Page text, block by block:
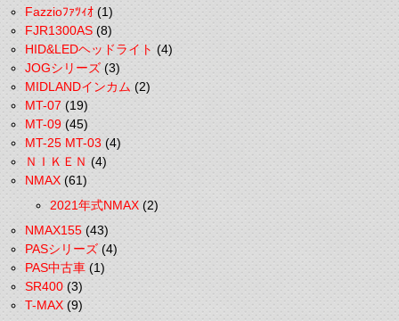
Fazzioﾌｧﾂｨｵ(1)
FJR1300AS(8)
HID&LEDヘッドライト(4)
JOGシリーズ(3)
MIDLANDインカム(2)
MT-07(19)
MT-09(45)
MT-25 MT-03(4)
ＮＩＫＥＮ(4)
NMAX(61)
2021年式NMAX(2)
NMAX155(43)
PASシリーズ(4)
PAS中古車(1)
SR400(3)
T-MAX(9)